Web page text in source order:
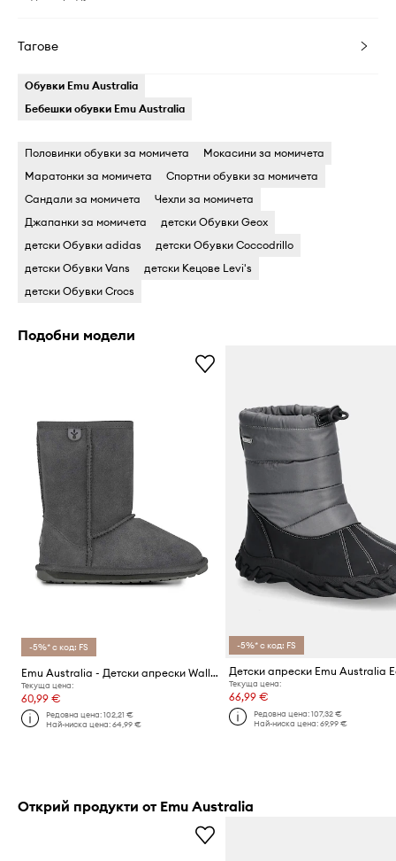
Тагове
Обувки Emu Australia
Бебешки обувки Emu Australia
Половинки обувки за момичета
Мокасини за момичета
Маратонки за момичета
Спортни обувки за момичета
Сандали за момичета
Чехли за момичета
Джапанки за момичета
детски Обувки Geox
детски Обувки adidas
детски Обувки Coccodrillo
детски Обувки Vans
детски Кецове Levi's
детски Обувки Crocs
Подобни модели
-5%* с код: FS
Emu Australia - Детски апрески Wallaby Lo
Текуща цена:
60,99 €
Редовна цена:102,21 €
Най-ниска цена:64,99 €
-5%* с код: FS
Текуща цена:
66,99 €
Редовна цена: 107,32 €
Най-ниска цена: 69,99 €
Открий продукти от Emu Australia